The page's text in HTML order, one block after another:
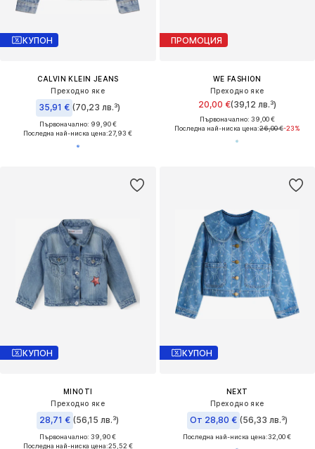
КУПОН
CALVIN KLEIN JEANS
Преходно яке
35,91 € (70,23 лв.³)
Първоначално: 99,90 €
Последна най-ниска цена:27,93 €
ПРОМОЦИЯ
WE FASHION
Преходно яке
20,00 €(39,12 лв.³)
Първоначално: 39,00 €
Последна най-ниска цена:26,00 €-23%
КУПОН
MINOTI
Преходно яке
28,71 € (56,15 лв.³)
Първоначално: 39,90 €
Последна най-ниска цена:25,52 €
КУПОН
NEXT
Преходно яке
От 28,80 € (56,33 лв.³)
Последна най-ниска цена:32,00 €